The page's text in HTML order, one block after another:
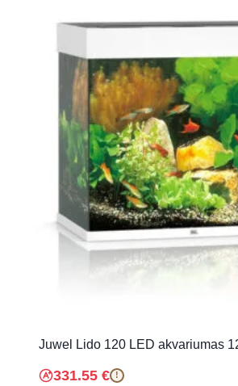
Juwel Lido 120 LED akvariumas
331.55 € !